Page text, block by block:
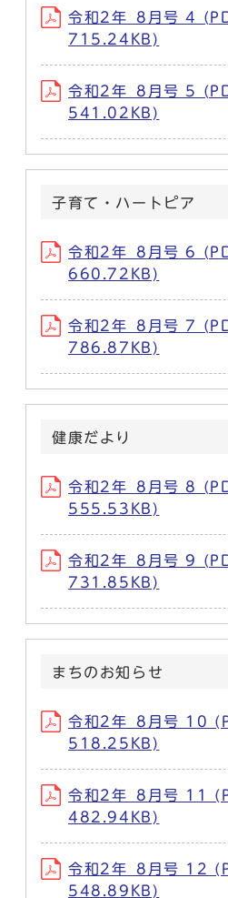
令和2年_8月号 4
715.24KB)
令和2年_8月号 5
541.02KB)
子育て・ハートピア
令和2年_8月号 6
660.72KB)
令和2年_8月号 7
786.87KB)
健康だより
令和2年_8月号 8
555.53KB)
令和2年_8月号 9
731.85KB)
まちのお知らせ
令和2年_8月号 10
518.25KB)
令和2年_8月号 11
482.94KB)
令和2年_8月号 12
548.89KB)